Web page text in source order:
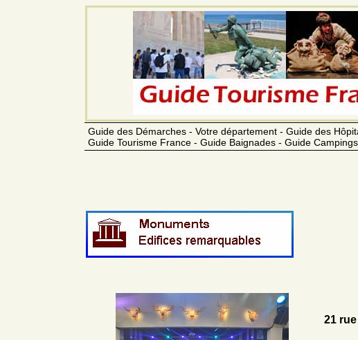
Guide des Démarches - Votre département - Guide des
Guide Tourisme France - Guide Baignades - Guide
21